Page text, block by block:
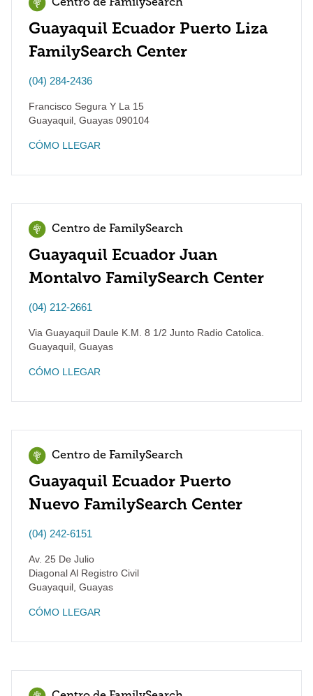
Centro de FamilySearch
Guayaquil Ecuador Puerto Liza
FamilySearch Center
(04) 284-2436
Francisco Segura Y La 15
Guayaquil Guayas 090104
CÓMO LLEGAR
Centro de FamilySearch
Guayaquil Ecuador Juan
Montalvo FamilySearch Center
(04) 212-2661
Via Guayaquil Daule K.M. 8 1/2 Junto Radio Catolica.
Guayaquil Guayas
CÓMO LLEGAR
Centro de FamilySearch
Guayaquil Ecuador Puerto
Nuevo FamilySearch Center
(04) 242-6151
Av. 25 De Julio
Diagonal Al Registro Civil
Guayaquil Guayas
CÓMO LLEGAR